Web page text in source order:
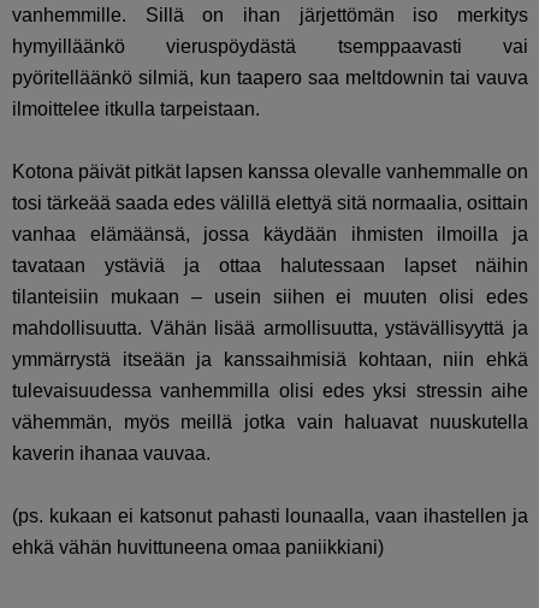
vanhemmille. Sillä on ihan järjettömän iso merkitys
hymyilläänkö vieruspöydästä tsemppaavasti vai
pyöritelläänkö silmiä, kun taapero saa meltdownin tai vauva
ilmoittelee itkulla tarpeistaan.
Kotona päivät pitkät lapsen kanssa olevalle vanhemmalle on
tosi tärkeää saada edes välillä elettyä sitä normaalia, osittain
vanhaa elämäänsä, jossa käydään ihmisten ilmoilla ja
tavataan ystäviä ja ottaa halutessaan lapset näihin
tilanteisiin mukaan – usein siihen ei muuten olisi edes
mahdollisuutta. Vähän lisää armollisuutta, ystävällisyyttä ja
ymmärrystä itseään ja kanssaihmisiä kohtaan, niin ehkä
tulevaisuudessa vanhemmilla olisi edes yksi stressin aihe
vähemmän, myös meillä jotka vain haluavat nuuskutella
kaverin ihanaa vauvaa.
(ps. kukaan ei katsonut pahasti lounaalla, vaan ihastellen ja
ehkä vähän huvittuneena omaa paniikkiani)